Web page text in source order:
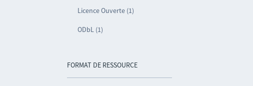
Licence Ouverte (1)
ODbL (1)
FORMAT DE RESSOURCE